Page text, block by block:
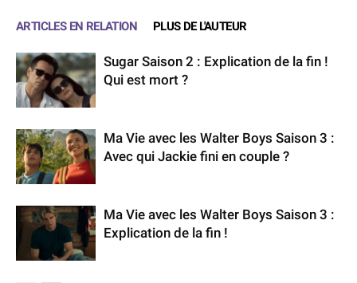
ARTICLES EN RELATION PLUS DE L'AUTEUR
Sugar Saison 2 : Explication de la fin !
Qui est mort ?
Ma Vie avec les Walter Boys Saison 3 :
Avec qui Jackie fini en couple ?
Ma Vie avec les Walter Boys Saison 3 :
Explication de la fin !